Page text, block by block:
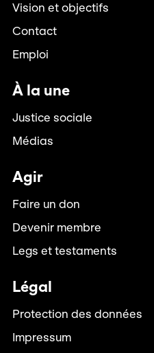
Vision et objectifs
Contact
Emploi
À la une
Justice sociale
Médias
Agir
Faire un don
Devenir membre
Legs et testaments
Légal
Protection des données
Impressum